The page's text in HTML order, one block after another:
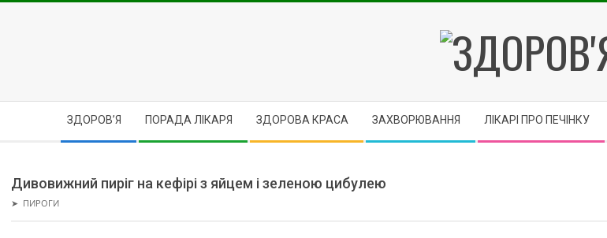
ЗДОРОВ'Я
ЗДОРОВ’Я ПОРАДА ЛІКАРЯ ЗДОРОВА КРАСА ЗАХВОРЮВАННЯ ЛІКАРІ ПРО ПЕЧІНКУ
Дивовижний пиріг на кефірі з яйцем і зеленою цибулею
➤ ПИРОГИ